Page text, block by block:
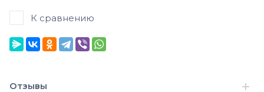
К сравнению
Отзывы